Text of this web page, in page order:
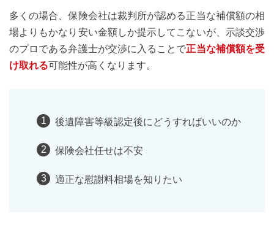
多くの場合、保険会社は裁判所が認める正当な補償額の相
場よりもかなり安い金額しか提示してこないが、示談交渉
のプロである弁護士が交渉に入ることで正当な補償額を受
け取れる可能性が高くなります。
後遺障害等級認定後にどうすればいいのか
保険会社任せは不安
適正な慰謝料相場を知りたい